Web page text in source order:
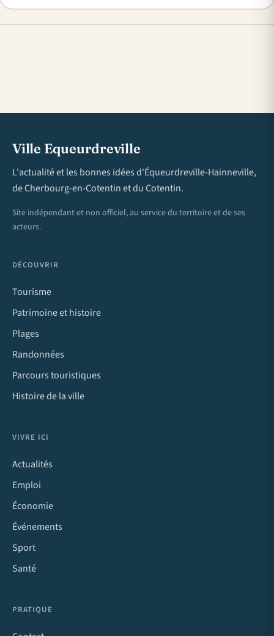
Ville Equeurdreville
L'actualité et les bonnes idées d'Équeurdreville-Hainneville,
de Cherbourg-en-Cotentin et du Cotentin.
Site indépendant et non officiel, au service du territoire et de ses
acteurs.
DÉCOUVRIR
Tourisme
Patrimoine et histoire
Plages
Randonnées
Parcours touristiques
Histoire de la ville
VIVRE ICI
Actualités
Emploi
Économie
Événements
Sport
Santé
PRATIQUE